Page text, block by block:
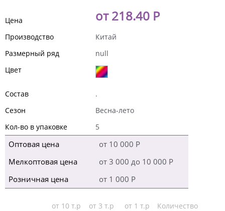
Цена от 218.40 Р
Производство
Китай
Размерный ряд
null
Цвет
Состав
.
Сезон
Весна-лето
Кол-во в упаковке
5
Оптовая цена
от 10 000 Р
Мелкоптовая цена
от 3 000 до 10 000 Р
Розничная цена
от 1 000 Р
от 10 т.р от 3 т.р от 1 т.р Количество